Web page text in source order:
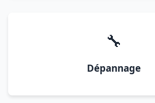
🔧
Dépannage